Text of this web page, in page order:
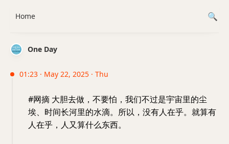
One Day
01:23 · May 22, 2025 · Thu
#网摘 大胆去做，不要怕，我们不过是宇宙里的尘
埃、时间长河里的水滴。所以，没有人在乎。就算有
人在乎，人又算什么东西。
Home